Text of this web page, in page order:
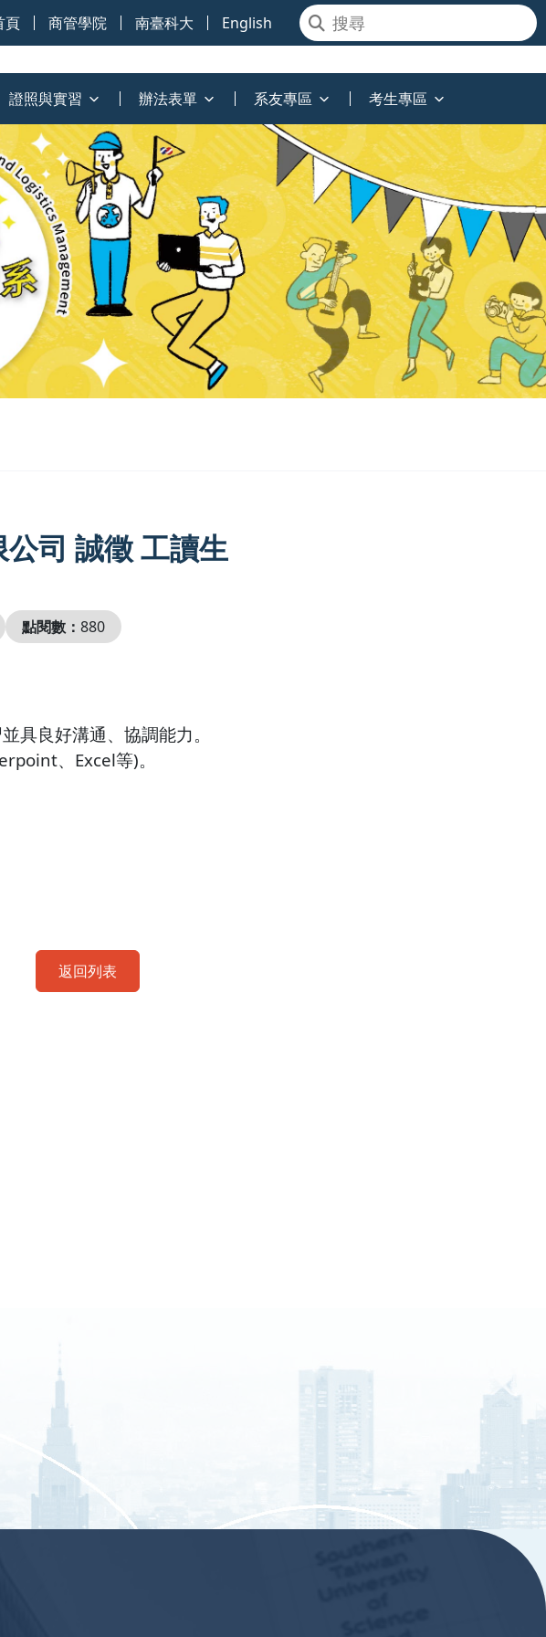
頁 商管學院 南臺科大 English
證照與實習 辦法表單 系友專區 考生專區
司 誠徵 工讀生
點閱數： 880
具良好溝通、協調能力。
、 Excel等)。
返回列表